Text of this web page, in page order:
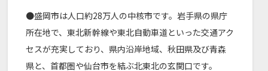
●盛岡市は人口約28万人の中核市です。岩手県の県庁
所在地で、東北新幹線や東北自動車道といった交通アク
セスが充実しており、県内沿岸地域、秋田県及び青森
県と、首都圏や仙台市を結ぶ北東北の玄関口です。